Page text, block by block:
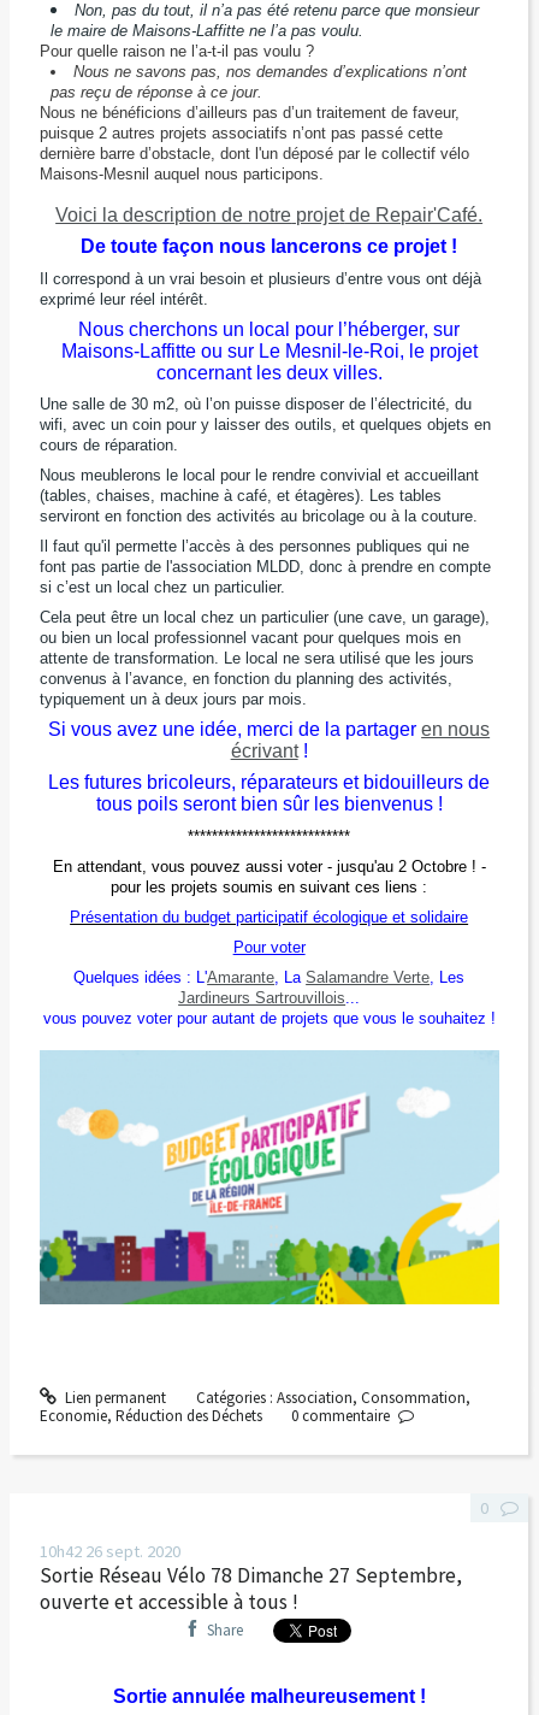
Non, pas du tout, il n’a pas été retenu parce que monsieur
le maire de Maisons-Laffitte ne l’a pas voulu.
Pour quelle raison ne l’a-t-il pas voulu ?
Nous ne savons pas, nos demandes d’explications n’ont
pas reçu de réponse à ce jour.
Nous ne bénéficions d’ailleurs pas d’un traitement de faveur,
puisque 2 autres projets associatifs n’ont pas passé cette
dernière barre d’obstacle, dont l'un déposé par le collectif vélo
Maisons-Mesnil auquel nous participons.
Voici la description de notre projetde Repair'Café.
De toute façon nous lancerons ce projet !
Il correspond à un vrai besoin et plusieurs d’entre vous ont déjà
exprimé leur réel intérêt.
Nous cherchons un local pour l’héberger, sur
Maisons-Laffitte ou sur Le Mesnil-le-Roi, le projet
concernant les deux villes.
Une salle de 30 m2, où l’on puisse disposer de l’électricité, du
wifi, avec un coin pour y laisser des outils, et quelques objets en
cours de réparation.
Nous meublerons le local pour le rendre convivial et accueillant
(tables, chaises, machine à café, et étagères).
Les tables
serviront en fonction des activités au bricolage ou à la couture.
Il faut qu'il permette l’accès à des personnes publiques qui ne
font pas partie de l'association MLDD, donc à prendre en compte
si c’est un local chez un particulier.
Cela peut être un local chez un particulier (une cave, un garage),
ou bien un local professionnel vacant pour quelques mois en
attente de transformation. Le local ne sera utilisé que les jours
convenus à l’avance, en fonction du planning des activités,
typiquement un à deux jours par mois.
Si vous avez une idée, merci de la partageren nous
écrivant!
Les futures bricoleurs, réparateurs et bidouilleurs de
tous poils seront bien sûr les bienvenus !
***************************
En attendant, vous pouvez aussi voter - jusqu'au 2 Octobre ! -
pour les projets soumis en suivant ces liens :
Présentation du budget participatif écologique et solidaire
Pour voter
Quelques idées : L'Amarante, LaSalamandre Verte, Les
Jardineurs Sartrouvillois...
vous pouvez voter pour autant de projets que vous le souhaitez !
Lien permanent Catégories : Association, Consommation,
Economie, Réduction des Déchets 0commentaire
10h42 26 sept. 2020
Sortie Réseau Vélo 78 Dimanche 27 Septembre,
ouverte et accessible à tous !
Share
Sortie annulée malheureusement !
0